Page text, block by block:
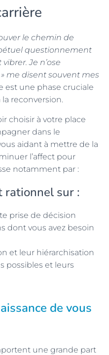
le chemin de
questionnement
Je n’ose
me disent souvent mes
est une phase cruciale
reconversion.
choisir à votre place
dans le
aidant à mettre de la
l’affect pour
notamment par :
rationnel sur :
prise de décision
dont vous avez besoin
et leur hiérarchisation
possibles et leurs
de vous
une grande part